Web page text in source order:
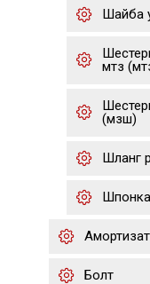
Шайба
мтз
(мзш)
Шланг
Болт